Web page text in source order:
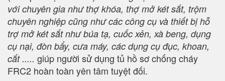
với chuyên gia như thợ khóa, thợ mở két sắt, trộm
chuyên nghiệp cũng như các công cụ và thiết bị hỗ
trợ mở két sắt như búa tạ, cuốc xẻn, xà beng, dụng
cụ nại, đòn bẩy, cưa máy, các dụng cụ đục, khoan,
cắt ..... giúp người sử dụng tủ hồ sơ chống cháy
FRC2 hoàn toàn yên tâm tuyệt đối.